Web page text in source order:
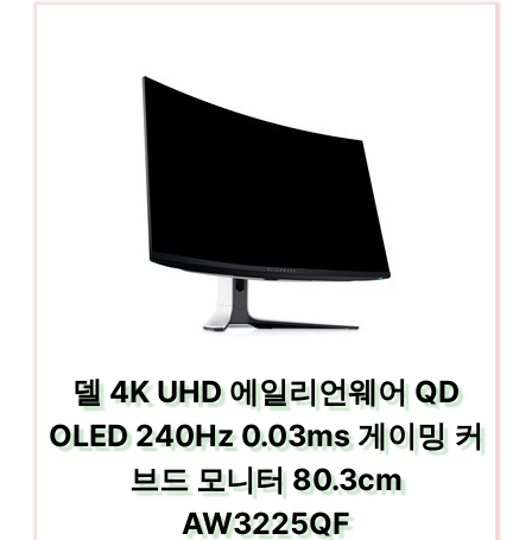
델 4K UHD 에일리언웨어 QD
OLED 240Hz 0.03ms 게이밍 커
브드 모니터 80.3cm
AW3225QF